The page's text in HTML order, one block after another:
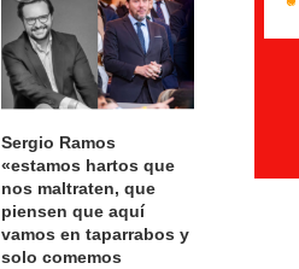
Sergio Ramos
«estamos hartos que
nos maltraten, que
piensen que aquí
vamos en taparrabos y
solo comemos